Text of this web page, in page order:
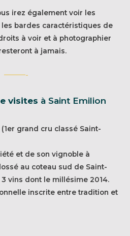
irez également voir les
bardes caractéristiques de
à voir et à photographier
à jamais.
———-
visites à Saint Emilion
(1er grand cru classé Saint-
et de son vignoble à
au coteau sud de Saint-
vins dont le millésime 2014.
inscrite entre tradition et